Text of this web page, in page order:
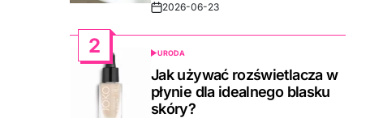
Post2026-06-23
2
POSTED
IN
URODA
Jak używać rozświetlacza w
płynie dla idealnego blasku
skóry?